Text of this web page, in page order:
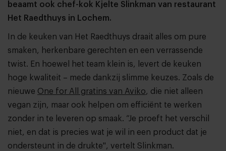
beaamt ook chef-kok Kjelte Slinkman van restaurant
Het Raedthuys in Lochem.
In de keuken van Het Raedthuys draait alles om pure
smaken, herkenbare gerechten en een verrassende
twist. En hoewel het team klein is, levert de keuken
hoge kwaliteit – mede dankzij slimme keuzes. Zoals de
nieuwe One for All gratins van Aviko, die niet alleen
vegan zijn, maar ook helpen om efficiënt te werken
zonder in te leveren op smaak. “Je proeft het verschil
niet, en dat is precies wat je wil in een product dat je
ondersteunt in de drukte", vertelt Slinkman.